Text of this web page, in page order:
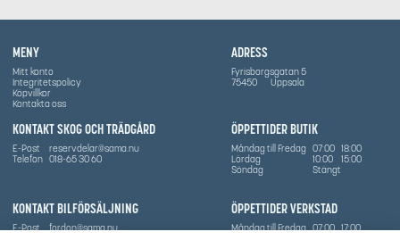
MENY
Mitt konto
Integritetspolicy
Köpvillkor
Kontakta oss
ÖPPETTIDER BUTIK
Måndag till Fredag 07:00 18:00
Lördag
10:00
15:00
Söndag
Stängt
ÖPPETTIDER VERKSTAD
Måndag till Fredag 07:00 17:00
ADRESS
Fyrisborgsgatan 5
75450
Uppsala
KONTAKT SKOG OCH TRÄDGÅRD
E-Post
reservdelar@sama.nu
Telefon 018-65 30 60
KONTAKT BILFÖRSÄLJNING
E-Post
fordon@sama.nu